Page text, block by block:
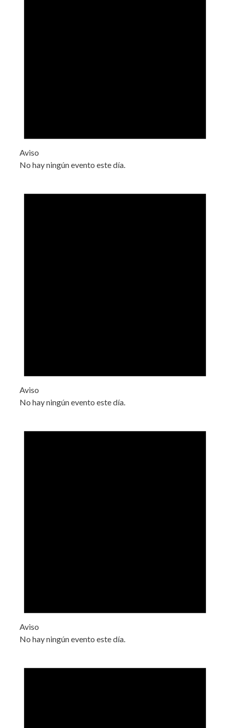
Aviso
No hay ningún evento este día.
Aviso
No hay ningún evento este día.
Aviso
No hay ningún evento este día.